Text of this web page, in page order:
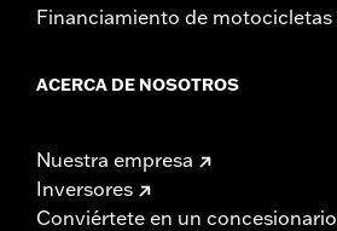
Financiamiento de motocicletas
ACERCA DE NOSOTROS
Nuestra empresa
Inversores
Conviértete en un concesionario